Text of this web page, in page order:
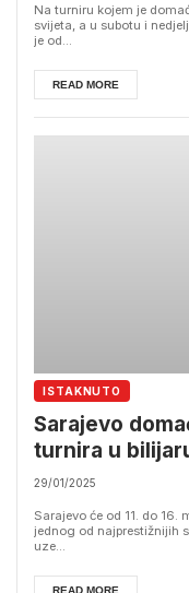
Na turniru kojem je
svijeta, a u subotu i
je od...
READ MORE
ISTAKNUTO
Sarajevo
turnira u
29/01/2025
Sarajevo će od 11. do 16.
jednog od najprestižnijih
uze...
READ MORE